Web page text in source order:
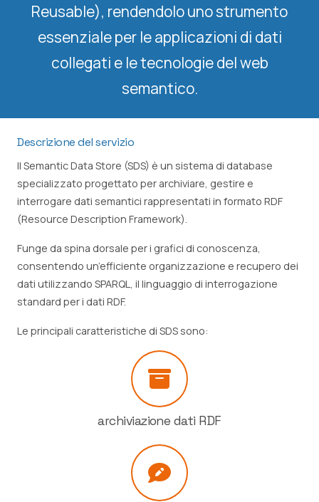
Reusable), rendendolo uno strumento
essenziale per le applicazioni di dati
collegati e le tecnologie del web
semantico.
Descrizione del servizio
Il Semantic Data Store (SDS) è un sistema di database
specializzato progettato per archiviare, gestire e
interrogare dati semantici rappresentati in formato RDF
(Resource Description Framework).
Funge da spina dorsale per i grafici di conoscenza,
consentendo un’efficiente organizzazione e recupero dei
dati utilizzando SPARQL, il linguaggio di interrogazione
standard per i dati RDF.
Le principali caratteristiche di SDS sono:
archiviazione dati RDF